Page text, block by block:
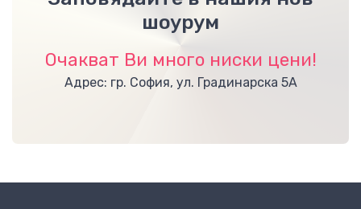
шоурум
Очакват Ви много ниски цени!
Адрес: гр. София, ул. Градинарска 5А